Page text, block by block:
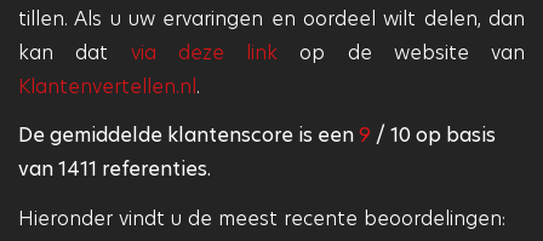
tillen. Als u uw ervaringen en oordeel wilt delen, dan
kan dat via deze link op de website van
Klantenvertellen.nl.
De gemiddelde klantenscore is een9 / 10 op basis
van1411 referenties.
Hieronder vindt u de meest recente beoordelingen: